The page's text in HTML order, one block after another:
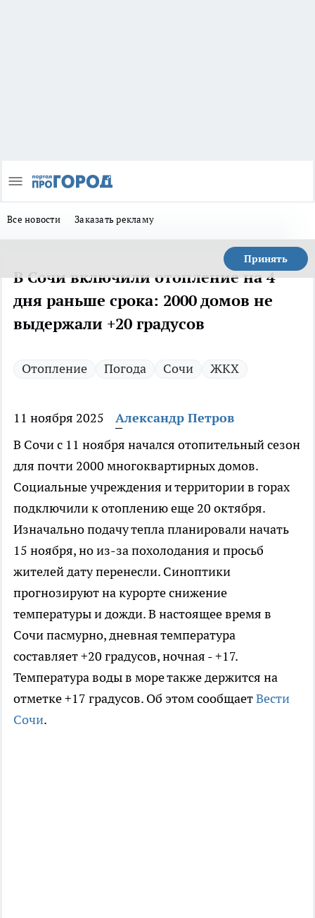
Все новости Заказать рекламу
Принять
В Сочи включили отопление на 4
дня раньше срока: 2000 домов не
выдержали +20 градусов
Отопление Погода Сочи ЖКХ
11 ноября 2025
Александр Петров
В Сочи с 11 ноября начался отопительный сезон
для почти 2000 многоквартирных домов.
Социальные учреждения и территории в горах
подключили к отоплению еще 20 октября.
Изначально подачу тепла планировали начать
15 ноября, но из-за похолодания и просьб
жителей дату перенесли. Синоптики
прогнозируют на курорте снижение
температуры и дожди. В настоящее время в
Сочи пасмурно, дневная температура
составляет +20 градусов, ночная - +17.
Температура воды в море также держится на
отметке +17 градусов. Об этом сообщаетВести
Сочи.